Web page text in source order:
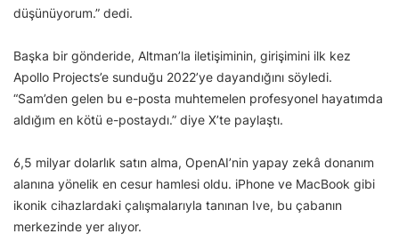
düşünüyorum.” dedi.
Başka bir gönderide, Altman’la iletişiminin, girişimini ilk kez
Apollo Projects’e sunduğu 2022’ye dayandığını söyledi.
“Sam’den gelen bu e-posta muhtemelen profesyonel hayatımda
aldığım en kötü e-postaydı.” diye X’te paylaştı.
6,5 milyar dolarlık satın alma, OpenAI’nin yapay zekâ donanım
alanına yönelik en cesur hamlesi oldu. iPhone ve MacBook gibi
ikonik cihazlardaki çalışmalarıyla tanınan Ive, bu çabanın
merkezinde yer alıyor.